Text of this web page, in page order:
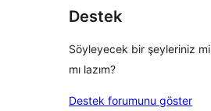
Destek
Söyleyecek bir şeyleriniz mi
mı lazım?
Destek forumunu göster